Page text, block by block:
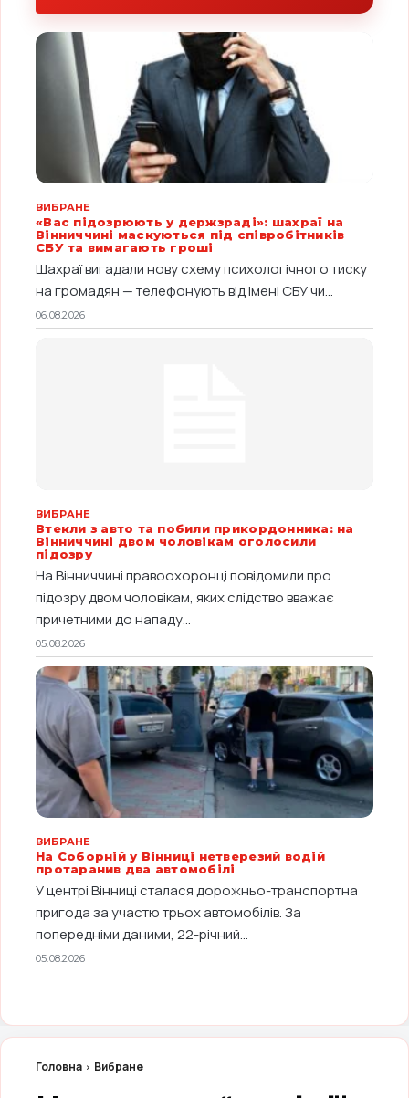
ВИБРАНЕ
«Вас підозрюють у держзраді»: шахраї на
Вінниччині маскуються під співробітників
СБУ та вимагають гроші
Шахраї вигадали нову схему психологічного тиску
на громадян — телефонують від імені СБУ чи...
06.08.2026
ВИБРАНЕ
Втекли з авто та побили прикордонника: на
Вінниччині двом чоловікам оголосили
підозру
На Вінниччині правоохоронці повідомили про
підозру двом чоловікам, яких слідство вважає
причетними до нападу...
05.08.2026
ВИБРАНЕ
На Соборній у Вінниці нетверезий водій
протаранив два автомобілі
У центрі Вінниці сталася дорожньо-транспортна
пригода за участю трьох автомобілів. За
попередніми даними, 22-річний...
05.08.2026